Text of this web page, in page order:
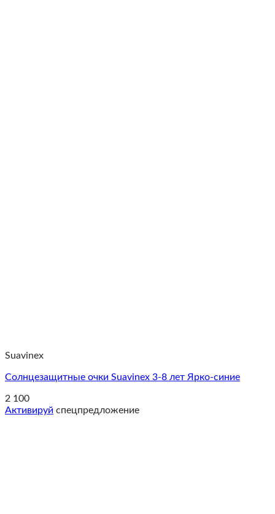
Suavinex
Солнцезащитные очки Suavinex 3-8 лет Ярко-синие
2 100
Активируй спецпредложение